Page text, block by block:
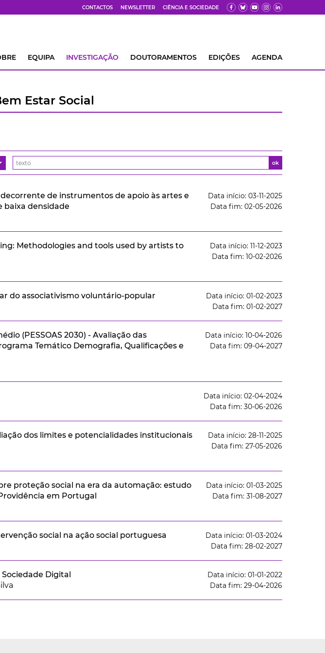
CONTACTOS NEWSLETTER CIÊNCIA E SOCIEDADE
EQUIPA INVESTIGAÇÃO DOUTORAMENTOS EDIÇÕES AGENDA
Estar Social
ok
de instrumentos de apoio às artes e
baixa densidade
Data início: 03-11-2025
Data fim: 02-05-2026
Methodologies and tools used by artists to
Data início: 11-12-2023
Data fim: 10-02-2026
do associativismo voluntário-popular
Data início: 01-02-2023
Data fim: 01-02-2027
(PESSOAS 2030) - Avaliação das
Temático Demografia, Qualificações e
Data início: 10-04-2026
Data fim: 09-04-2027
Data início: 02-04-2024
Data fim: 30-06-2026
dos limites e potencialidades institucionais
Data início: 28-11-2025
Data fim: 27-05-2026
proteção social na era da automação: estudo
em Portugal
Data início: 01-03-2025
Data fim: 31-08-2027
social na ação social portuguesa
Data início: 01-03-2024
Data fim: 28-02-2027
Digital
Data início: 01-01-2022
Data fim: 29-04-2026